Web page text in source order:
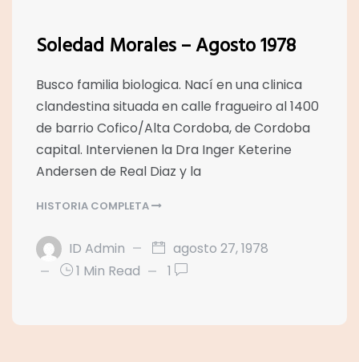
Soledad Morales – Agosto 1978
Busco familia biologica. Nací en una clinica
clandestina situada en calle fragueiro al 1400
de barrio Cofico/Alta Cordoba, de Cordoba
capital. Intervienen la Dra Inger Keterine
Andersen de Real Diaz y la
HISTORIA COMPLETA
ID Admin
agosto 27, 1978
1 Min Read
1